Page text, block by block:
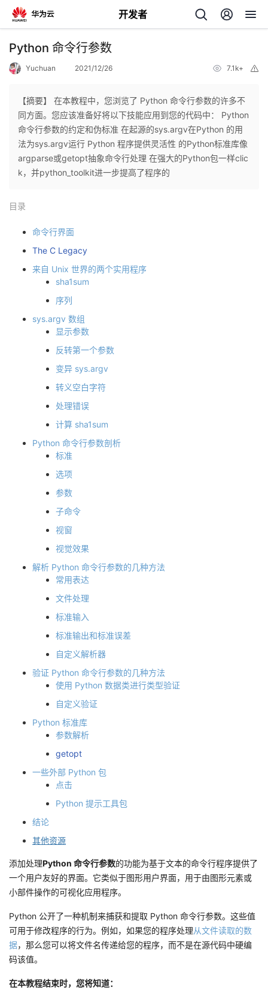
开发者
返
个
人
主
页
我
的
开
我
堂
的
我
验
收
藏
Programs
技
的
议
Python 命令行参数
Yuchuan 2021/12/26 7.1k+
【摘要】 在本教程中，您浏览了 Python 命令行参数的许多不
同方面。您应该准备好将以下技能应用到您的代码中： Python
命令行参数的约定和伪标准 在起源的sys.argv在Python 的用
法为sys.argv运行 Python 程序提供灵活性 的Python标准库像
argparse或getopt抽象命令行处理 在强大的Python包一样clic
k，并python_toolkit进一步提高了程序的
目录
命令行界面
The C Legacy
来自 Unix 世界的两个实用程序
sha1sum
序列
sys.argv 数组
显示参数
反转第一个参数
变异 sys.argv
转义空白字符
处理错误
计算 sha1sum
Python 命令行参数剖析
标准
选项
参数
子命令
视窗
视觉效果
解析 Python 命令行参数的几种方法
常用表达
文件处理
标准输入
标准输出和标准误差
自定义解析器
验证 Python 命令行参数的几种方法
使用 Python 数据类进行类型验证
自定义验证
Python 标准库
参数解析
getopt
一些外部 Python 包
点击
Python 提示工具包
结论
其他资源
添加处理Python 命令行参数的功能为基于文本的命令行程序提供了
一个用户友好的界面。它类似于图形用户界面，用于由图形元素或
小部件操作的可视化应用程序。
Python 公开了一种机制来捕获和提取 Python 命令行参数。这些值
可用于修改程序的行为。例如，如果您的程序处理从文件读取的数
据，那么您可以将文件名传递给您的程序，而不是在源代码中硬编
码该值。
在本教程结束时，您将知道：